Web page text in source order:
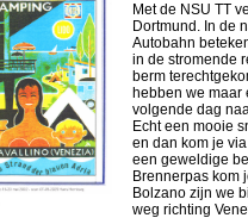
Met de NSU TT
Dortmund. In de
Autobahn
in de stromende
berm
hebben we maar
volgende dag
Echt een mooie
en dan kom je
een geweldige
Brennerpas kom
Bolzano zijn we
weg richting